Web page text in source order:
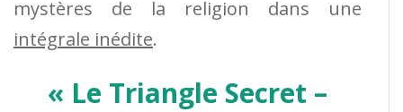
mystères de la religion dans une
intégrale inédite.
« Le Triangle Secret –